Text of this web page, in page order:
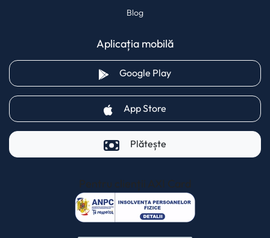
Blog
Aplicația mobilă
Google Play(opens in a new tab)
App Store
Plătește
Pentru clienții AXI Card
(opens in a new